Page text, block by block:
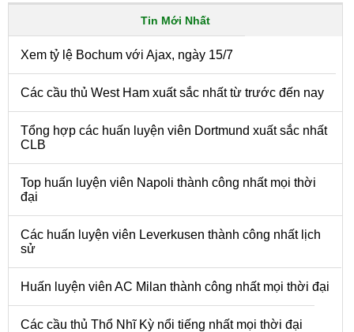
Tin Mới Nhất
Xem tỷ lệ Bochum với Ajax, ngày 15/7
Các cầu thủ West Ham xuất sắc nhất từ trước đến nay
Tổng hợp các huấn luyện viên Dortmund xuất sắc nhất
CLB
Top huấn luyện viên Napoli thành công nhất mọi thời
đại
Các huấn luyện viên Leverkusen thành công nhất lịch
sử
Huấn luyện viên AC Milan thành công nhất mọi thời đại
Các cầu thủ Thổ Nhĩ Kỳ nổi tiếng nhất mọi thời đại